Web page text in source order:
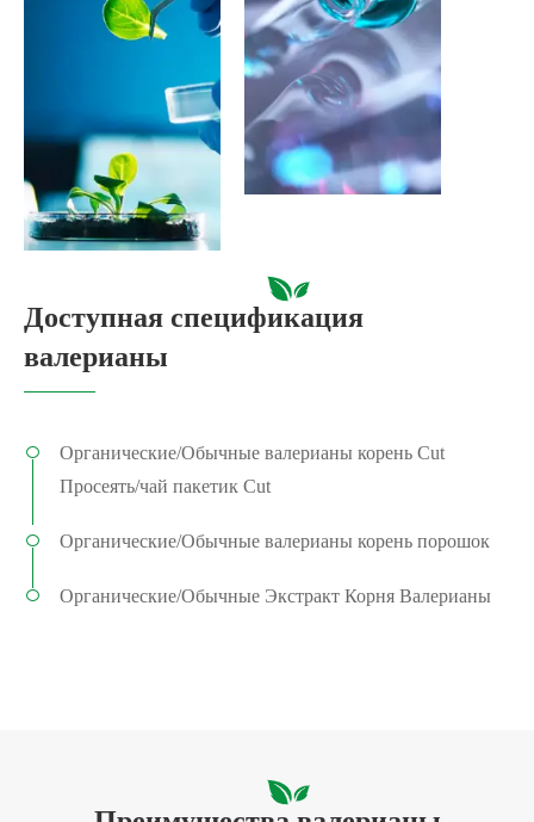
Доступная спецификация
валерианы
Органические/Обычные валерианы корень Cut
Просеять/чай пакетик Cut
Органические/Обычные валерианы корень порошок
Органические/Обычные Экстракт Корня Валерианы